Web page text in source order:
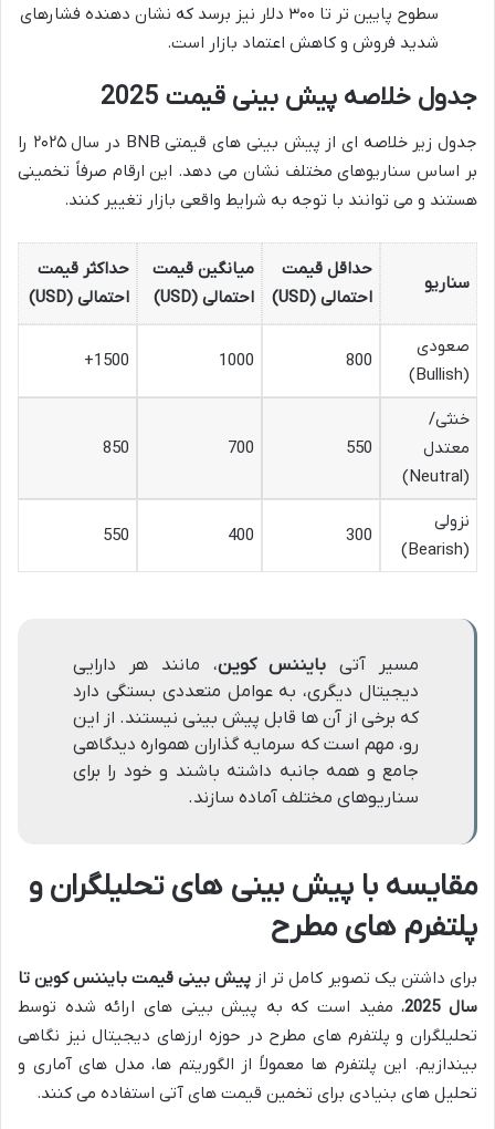
سطوح پایین تر تا ۳۰۰ دلار نیز برسد که نشان دهنده فشارهای
شدید فروش و کاهش اعتماد بازار است.
جدول خلاصه پیش بینی قیمت 2025
جدول زیر خلاصه ای از پیش بینی های قیمتی BNB در سال ۲۰۲۵ را
بر اساس سناریوهای مختلف نشان می دهد. این ارقام صرفاً تخمینی
هستند و می توانند با توجه به شرایط واقعی بازار تغییر کنند.
سناریو
حداقل قیمت
احتمالی (USD)
میانگین قیمت
احتمالی (USD)
حداکثر قیمت
احتمالی (USD)
صعودی
(Bullish)
800
1000
1500+
خنثی/
معتدل
(Neutral)
550
700
850
نزولی
(Bearish)
300
400
550
مسیر آتی بایننس کوین، مانند هر دارایی
دیجیتال دیگری، به عوامل متعددی بستگی دارد
که برخی از آن ها قابل پیش بینی نیستند. از این
رو، مهم است که سرمایه گذاران همواره دیدگاهی
جامع و همه جانبه داشته باشند و خود را برای
سناریوهای مختلف آماده سازند.
مقایسه با پیش بینی های تحلیلگران و
پلتفرم های مطرح
برای داشتن یک تصویر کامل تر ازپیش بینی قیمت بایننس کوین تا
سال 2025
، مفید است که به پیش بینی های ارائه شده توسط
تحلیلگران و پلتفرم های مطرح در حوزه ارزهای دیجیتال نیز نگاهی
بیندازیم. این پلتفرم ها معمولاً از الگوریتم ها، مدل های آماری و
تحلیل های بنیادی برای تخمین قیمت های آتی استفاده می کنند.